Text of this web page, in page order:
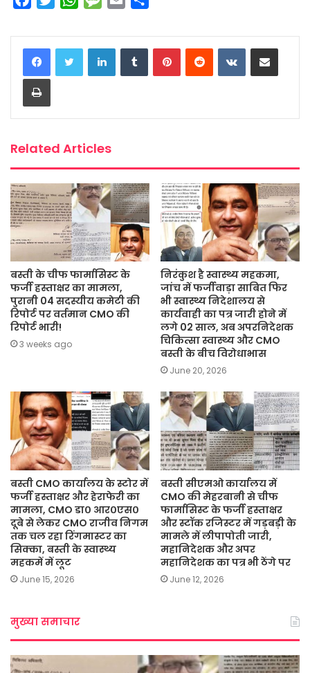
c
e
b
o
o
i
t
t
a
t
s
s
s
a
a
i
a
r
e
LinkedInTumblrPinterestReddit VKontakteShare via Email
Print
Related Articles
बस्ती के चीफ फार्मासिस्ट के
फर्जी हस्ताक्षर का मामला,
पुरानी 04 सदस्यीय कमेटी की
रिपोर्ट पर वर्तमान CMO की
रिपोर्ट भारी!
3 weeks ago
निरंकुश है स्वास्थ्य महकमा,
जांच में फर्जीवाड़ा साबित फिर
भी स्वास्थ्य निदेशालय से
कार्यवाही का पत्र जारी होने में
लगे 02 साल, अब अपरनिदेशक
चिकित्सा स्वास्थ्य और CMO
बस्ती के बीच विरोधाभास
June 20, 2026
बस्ती CMO कार्यालय के स्टोर में
फर्जी हस्ताक्षर और हेराफेरी का
मामला, CMO डा० आर०एस०
दूबे से लेकर CMO राजीव निगम
तक चल रहा रिंगमास्टर का
सिक्का, बस्ती के स्वास्थ्य
महकमें में लूट
June 15, 2026
बस्ती सीएमओ कार्यालय में
CMO की मेहरबानी से चीफ
फार्मासिस्ट के फर्जी हस्ताक्षर
और स्टॉक रजिस्टर में गड़बड़ी के
मामले में लीपापोती जारी,
महानिदेशक और अपर
महानिदेशक का पत्र भी ठेंगे पर
June 12, 2026
मुख्या समाचार